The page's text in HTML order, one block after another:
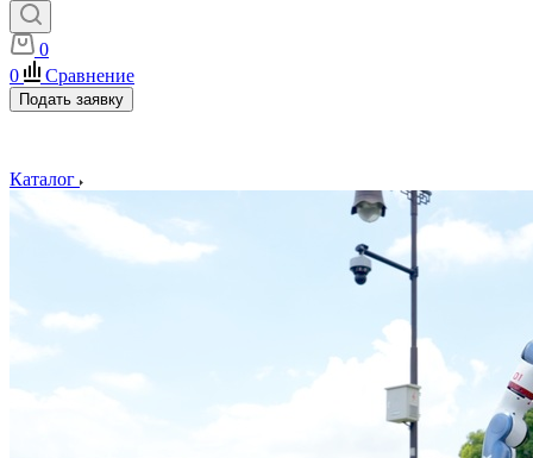
0
0
Сравнение
Подать заявку
Каталог